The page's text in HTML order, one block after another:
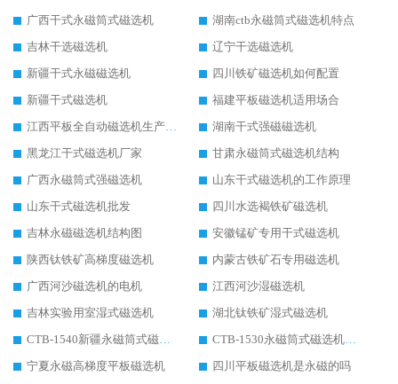
广西干式永磁筒式磁选机
湖南ctb永磁筒式磁选机特点
吉林干选磁选机
辽宁干选磁选机
新疆干式永磁磁选机
四川铁矿磁选机如何配置
新疆干式磁选机
福建平板磁选机适用场合
湖南干式强磁磁选机
黑龙江干式磁选机厂家
甘肃永磁筒式磁选机结构
广西永磁筒式强磁选机
山东干式磁选机的工作原理
山东干式磁选机批发
四川水选褐铁矿磁选机
吉林永磁磁选机结构图
安徽锰矿专用干式磁选机
陕西钛铁矿高梯度磁选机
内蒙古铁矿石专用磁选机
广西河沙磁选机的电机
江西河沙湿磁选机
吉林实验用室湿式磁选机
湖北钛铁矿湿式磁选机
宁夏永磁高梯度平板磁选机
四川平板磁选机是永磁的吗